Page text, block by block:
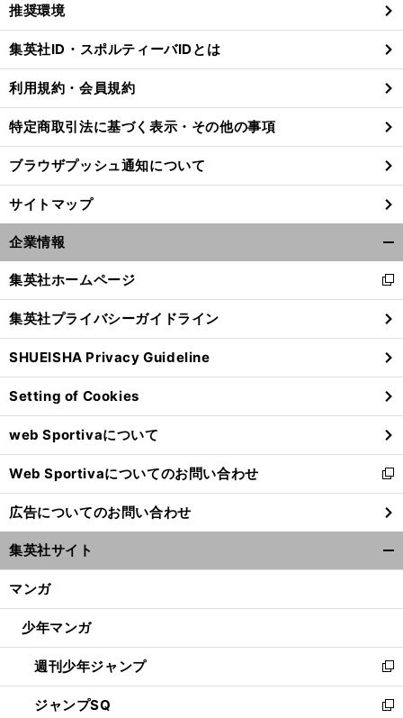
閉
る
推奨環境
集英社ID・スポルティーバIDとは
利用規約・会員規約
特定商取引法に基づく表示・その他の事項
ブラウザプッシュ通知について
サイトマップ
企業情報
閉
る
集英社ホームページ
新
し
い
ウ
ィ
ン
ド
ウ
で
開
く
集英社プライバシーガイドライン
SHUEISHA Privacy Guideline
Setting of Cookies
web Sportivaについて
Web Sportivaについてのお問い合わせ
新
し
い
ウ
ィ
ン
ウ
開
く
広告についてのお問い合わせ
集英社サイト
マンガ
少年マンガ
週刊少年ジャンプ
新
し
い
ジャンプSQ
新